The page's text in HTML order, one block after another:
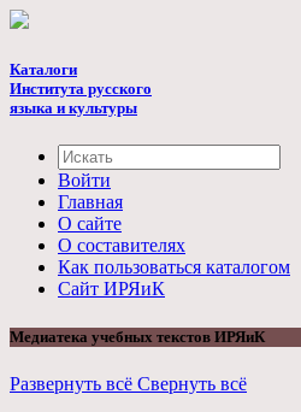
Каталоги
Института русского
языка и культуры
Войти
Главная
О сайте
О составителях
Как пользоваться каталогом
Cайт ИРЯиК
Медиатека учебных текстов ИРЯиК
Развернуть всё Свернуть всё